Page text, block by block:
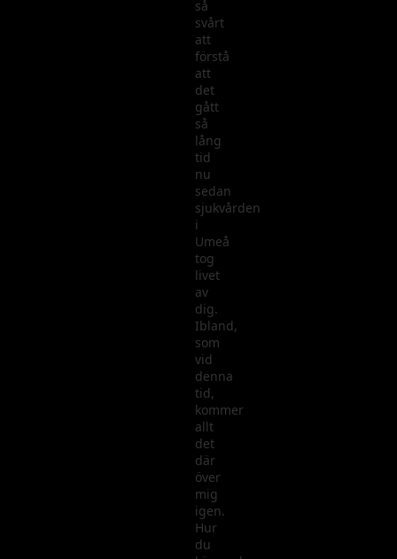
så
svårt
att
förstå
att
det
gått
så
lång
tid
nu
sedan
sjukvården
i
Umeå
tog
livet
av
dig.
Ibland,
som
vid
denna
tid,
kommer
allt
det
där
över
mig
igen.
Hur
du